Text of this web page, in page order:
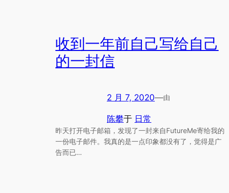
收到一年前自己写给自己
的一封信
2 月 7, 2020—由
陈攀于 日常
昨天打开电子邮箱，发现了一封来自FutureMe寄给我的
一份电子邮件。我真的是一点印象都没有了，觉得是广
告而已…